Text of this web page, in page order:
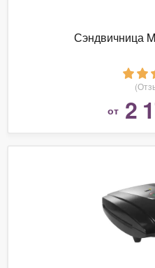
Сэндвичница
от 2